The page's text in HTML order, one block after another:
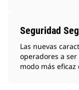
Seguridad
Las nuevas
operadores a
modo más